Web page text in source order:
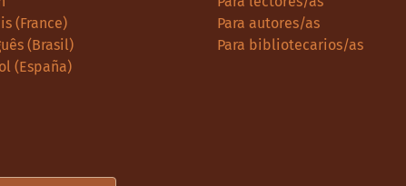
(France)
(Brasil)
(España)
Para autores/as
Para bibliotecarios/as